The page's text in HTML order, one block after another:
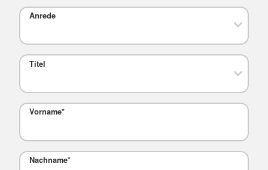
Anrede
Titel
Vorname*
Nachname*